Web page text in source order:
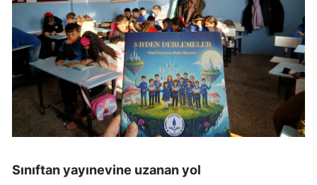
Sınıftan yayınevine uzanan yol